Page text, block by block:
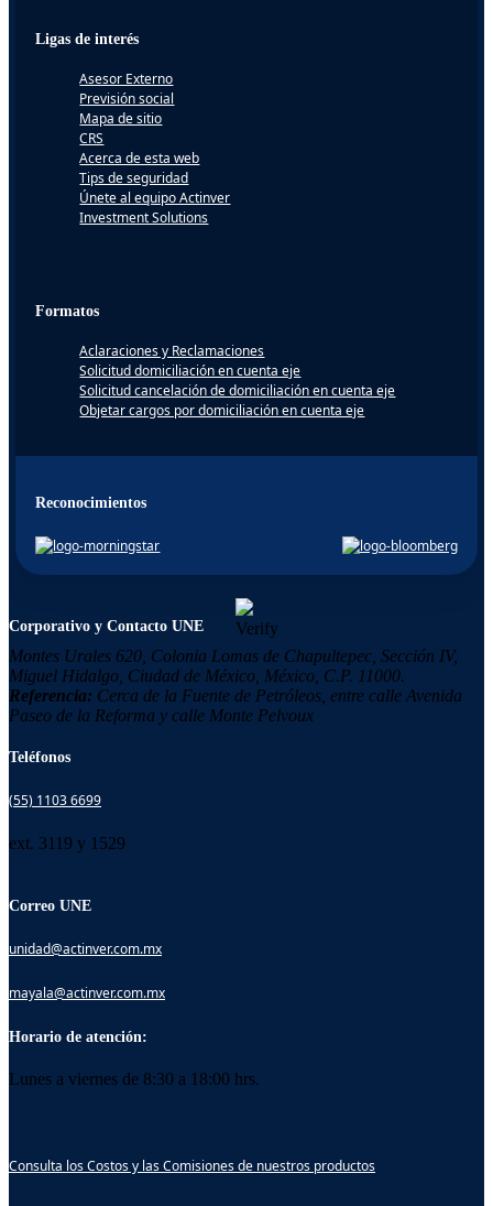
Ligas de interés
Asesor Externo
Previsión social
Mapa de sitio
CRS
Acerca de esta web
Tips de seguridad
Únete al equipo Actinver
Investment Solutions
Formatos
Aclaraciones y Reclamaciones
Solicitud domiciliación en cuenta eje
Solicitud cancelación de domiciliación en cuenta eje
Objetar cargos por domiciliación en cuenta eje
Reconocimientos
Corporativo y Contacto UNE
Montes Urales 620, Colonia Lomas de Chapultepec, Sección IV,
Miguel Hidalgo, Ciudad de México, México, C.P. 11000.
Referencia: Cerca de la Fuente de Petróleos, entre calle Avenida
Paseo de la Reforma y calle Monte Pelvoux
Teléfonos
(55) 1103 6699
ext. 3119 y 1529
Correo UNE
unidad@actinver.com.mx
mayala@actinver.com.mx
Horario de atención:
Lunes a viernes de 8:30 a 18:00 hrs.
Consulta los Costos y las Comisiones de nuestros productos